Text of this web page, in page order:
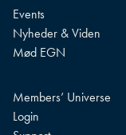
Events
Nyheder & Viden
Mød EGN
Members’ Universe
Login